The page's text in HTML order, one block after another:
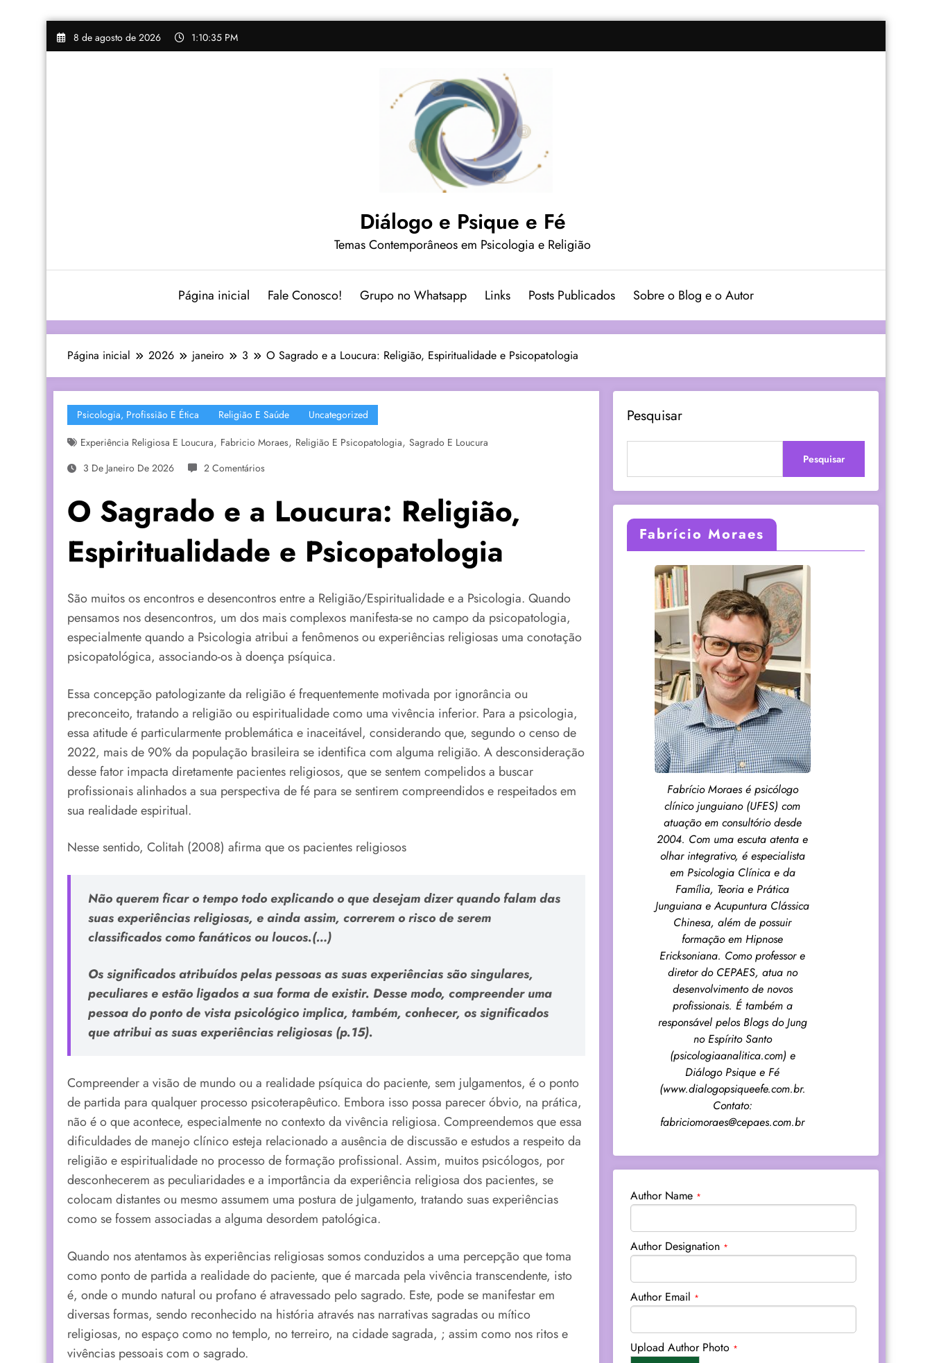
Pular
para
8 de agosto de 2026 1:10:36 PM
Diálogo e Psique e Fé
Temas Contemporâneos em Psicologia e Religião
Página inicial Fale Conosco! Grupo no Whatsapp Links Posts Publicados Sobre o Blog e o Autor
Página inicial 2026 janeiro 3 O Sagrado e a Loucura: Religião, Espiritualidade e Psicopatologia
Psicologia, Profissião E Ética Religião E Saúde
Uncategorized
Experiência Religiosa E Loucura, Fabricio Moraes, Religião E Psicopatologia, Sagrado E Loucura
3 De Janeiro De 2026
2 Comentários
O Sagrado e a Loucura: Religião,
Espiritualidade e Psicopatologia
São muitos os encontros e desencontros entre a Religião/Espiritualidade e a Psicologia. Quando
pensamos nos desencontros, um dos mais complexos manifesta-se no campo da psicopatologia,
especialmente quando a Psicologia atribui a fenômenos ou experiências religiosas uma conotação
psicopatológica, associando-os à doença psíquica.
Essa concepção patologizante da religião é frequentemente motivada por ignorância ou
preconceito, tratando a religião ou espiritualidade como uma vivência inferior. Para a psicologia,
essa atitude é particularmente problemática e inaceitável, considerando que, segundo o censo de
2022, mais de 90% da população brasileira se identifica com alguma religião. A desconsideração
desse fator impacta diretamente pacientes religiosos, que se sentem compelidos a buscar
profissionais alinhados a sua perspectiva de fé para se sentirem compreendidos e respeitados em
sua realidade espiritual.
Nesse sentido, Colitah (2008) afirma que os pacientes religiosos
Não querem ficar o tempo todo explicando o que desejam dizer quando falam das
suas experiências religiosas, e ainda assim, correrem o risco de serem
classificados como fanáticos ou loucos.(…)
Os significados atribuídos pelas pessoas as suas experiências são singulares,
peculiares e estão ligados a sua forma de existir. Desse modo, compreender uma
pessoa do ponto de vista psicológico implica, também, conhecer, os significados
que atribui as suas experiências religiosas (p.15).
Compreender a visão de mundo ou a realidade psíquica do paciente, sem julgamentos, é o ponto
de partida para qualquer processo psicoterapêutico. Embora isso possa parecer óbvio, na prática,
não é o que acontece, especialmente no contexto da vivência religiosa. Compreendemos que essa
dificuldades de manejo clínico esteja relacionado a ausência de discussão e estudos a respeito da
religião e espiritualidade no processo de formação profissional. Assim, muitos psicólogos, por
desconhecerem as peculiaridades e a importância da experiência religiosa dos pacientes, se
colocam distantes ou mesmo assumem uma postura de julgamento, tratando suas experiências
como se fossem associadas a alguma desordem patológica.
Quando nos atentamos às experiências religiosas somos conduzidos a uma percepção que toma
como ponto de partida a realidade do paciente, que é marcada pela vivência transcendente, isto
é, onde o mundo natural ou profano é atravessado pelo sagrado. Este, pode se manifestar em
diversas formas, sendo reconhecido na história através nas narrativas sagradas ou mítico
religiosas, no espaço como no templo, no terreiro, na cidade sagrada, ; assim como nos ritos e
vivências pessoais com o sagrado.
Pesquisar
Pesquisar
Fabrício Moraes
Fabrício Moraes é psicólogo
clínico junguiano (UFES) com
atuação em consultório desde
2004. Com uma escuta atenta e
olhar integrativo, é especialista
em Psicologia Clínica e da
Família, Teoria e Prática
Junguiana e Acupuntura Clássica
Chinesa, além de possuir
formação em Hipnose
Ericksoniana. Como professor e
diretor do CEPAES, atua no
desenvolvimento de novos
profissionais. É também a
responsável pelos Blogs do Jung
no Espírito Santo
(psicologiaanalitica.com) e
Diálogo Psique e Fé
(www.dialogopsiqueefe.com.br.
Contato:
fabriciomoraes@cepaes.com.br
Author Name *
Author Designation *
Author Email *
Upload Author Photo *